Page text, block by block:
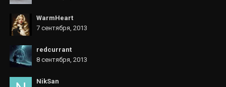
WarmHeart
7 сентября, 2013
redcurrant
8 сентября, 2013
NikSan